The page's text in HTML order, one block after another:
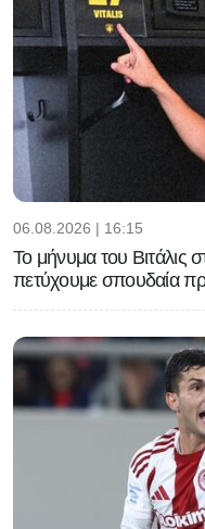
06.08.2026 | 16:15
Το μήνυμα του Βιτάλις
πετύχουμε σπουδαία